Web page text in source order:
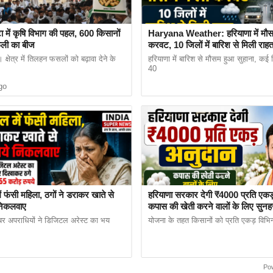
वाला रहा है, लेकिन इस बार बढ़ती महंगाई के बीच राहत की
से आम उपभोक्ता की रसोई खुशबू से भर सकती है।
अनुसार, इस बार दिवाली से पहले कई वस्तुओं के दाम में
रही लोगों का डेटा
में कृषि विभाग की पहल, 600 किसानों
का बीज
क्षेत्र में तिलहन फसलों को बढ़ावा देने के
फंसी महिला, ठगों ने डराकर खाते से
अपराधियों ने डिजिटल अरेस्ट का भय
Haryana Weather: हरियाणा में
करवट, 10 जिलों में बारिश से मिली
आंधी-बारिश का अलर्ट
हरियाणा में बारिश से मौसम हुआ सुहाना, कई
40
हरियाणा सरकार देगी ₹4000 प्रति
कपास की खेती करने वालों के लिए
आवेदन प्रक्रिया शुरू
योजना के तहत किसानों को प्रति एकड़